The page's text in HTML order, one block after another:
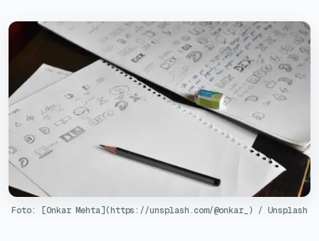
Foto: [Onkar Mehta](https://unsplash.com/@onkar_) / Unsplash